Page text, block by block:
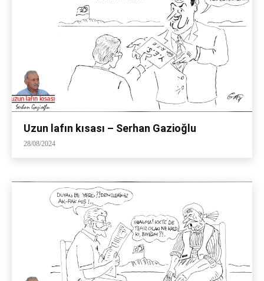
Uzun lafın kısası – Serhan Gazioğlu
28/08/2024